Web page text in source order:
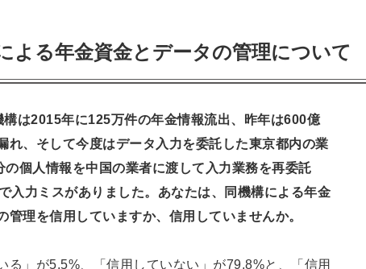
よる年金資金とデータの管理について
構は2015年に125万件の年金情報流出、昨年は600億
れ、そして今度はデータ入力を委託した東京都内の業
の個人情報を中国の業者に渡して入力業務を再委託
入力ミスがありました。あなたは、同機構による年金
管理を信用していますか、信用していませんか。
」が5.5%、「信用していない」が79.8%と、「信用